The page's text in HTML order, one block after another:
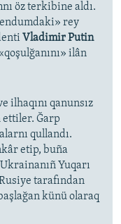
öz terkibine aldı.
rey
Vladimir Putin
ilân
ilhaqını qanunsız
Ğarp
qullandı.
etip, buña
Yuqarı
tarafından
künü olaraq